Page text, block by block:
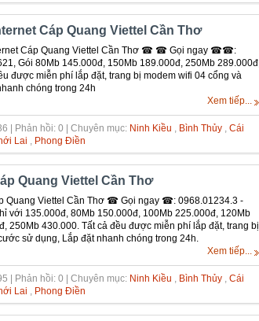
Cáp Quang Viettel Cần Thơ
Cáp Quang Viettel Cần Thơ ☎ ☎ Gọi ngay ☎☎:
Gói 80Mb 145.000đ, 150Mb 189.000đ, 250Mb 289.000đ,
được miễn phí lắp đặt, trang bị modem wifi 04 cổng và
chóng trong 24h
Xem tiếp...
| Phản hồi: 0 | Chuyên mục: Ninh Kiều Bình Thủy
Cái
Lai Phong Điền
Quang Viettel Cần Thơ
Viettel Cần Thơ ☎ Gọi ngay ☎: 0968.01234.3 -
với 135.000đ, 80Mb 150.000đ, 100Mb 225.000đ, 120Mb
250Mb 430.000. Tất cả đều được miễn phí lắp đặt, trang bị
sử dụng, Lắp đặt nhanh chóng trong 24h.
Xem tiếp...
| Phản hồi: 0 | Chuyên mục: Ninh Kiều Bình Thủy
Cái
Lai Phong Điền